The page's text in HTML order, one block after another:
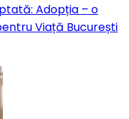
Adopția – o
Viață București